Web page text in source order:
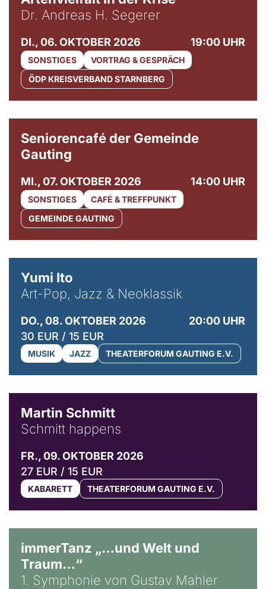
Dr. Andreas H. Segerer
DI., 06. OKTOBER 2026 19:00 UHR
SONSTIGES
VORTRAG & GESPRÄCH
ÖDP KREISVERBAND STARNBERG
Seniorencafé der Gemeinde
Gauting
MI., 07. OKTOBER 2026 14:00 UHR
SONSTIGES
CAFÉ & TREFFPUNKT
GEMEINDE GAUTING
Yumi Ito
Art-Pop, Jazz & Neoklassik
DO., 08. OKTOBER 2026
20:00 UHR
30 EUR / 15 EUR
MUSIK JAZZ THEATERFORUM GAUTING E.V.
Martin Schmitt
Schmitt happens
FR., 09. OKTOBER 2026
27 EUR / 15 EUR
KABARETT THEATERFORUM GAUTING E.V.
immerTanz „…und Welt und
Traum…“
1. Symphonie von Gustav Mahler